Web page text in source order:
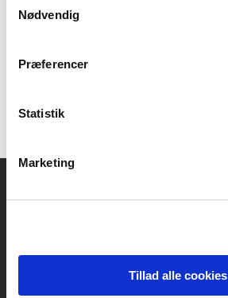
tilbagetrækker et samtykke.
Nødvendig
Præferencer
Statistik
Marketing
Tillad alle cookies